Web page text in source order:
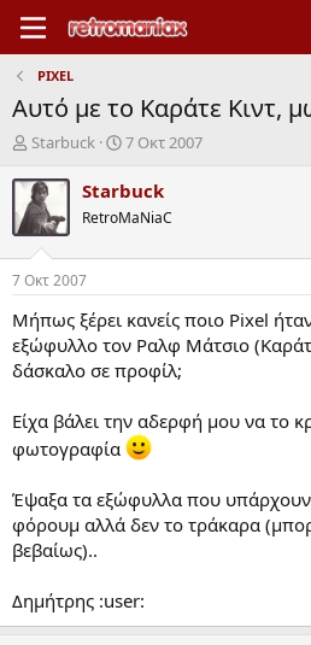
PIXEL
Αυτό με το Καράτε Κιντ,
Έ
α
ρ
ξ
η
μ
ί
ζ
α
ς
Starbuck
Η
ε
ο
ν
ί
έ
ν
ρ
ξ
η
7 Οκτ 2007
Starbuck
RetroMaNiaC
7 Οκτ 2007
Μήπως ξέρει κανείς ποιο Pixel
εξώφυλλο τον Ραλφ Μάτσιο
δάσκαλο σε προφίλ;
Είχα βάλει την αδερφή μου να το
φωτογραφία
Έψαξα τα εξώφυλλα που
φόρουμ αλλά δεν το τράκαρα
βεβαίως)..
Δημήτρης :user: